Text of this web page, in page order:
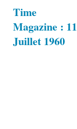
Time
Magazine : 11
Juillet 1960